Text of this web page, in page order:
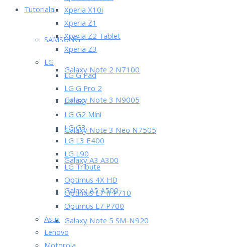
Tutorialai
SAMSUNG
Galaxy Note 2 N7100
Galaxy Note 3 N9005
Galaxy Note 3 Neo N7505
Galaxy A3 A300
Galaxy A5 A500
Galaxy Note 5 SM-N920
Xperia X10i
Xperia Z1
Xperia Z2 Tablet
Xperia Z3
LG
LG G Pad
LG G Pro 2
LG G2
LG G2 Mini
LG G3
LG L3 E400
LG L90
LG Tribute
Optimus 4X HD
Optimus L7 II P710
Optimus L7 P700
Asus
Lenovo